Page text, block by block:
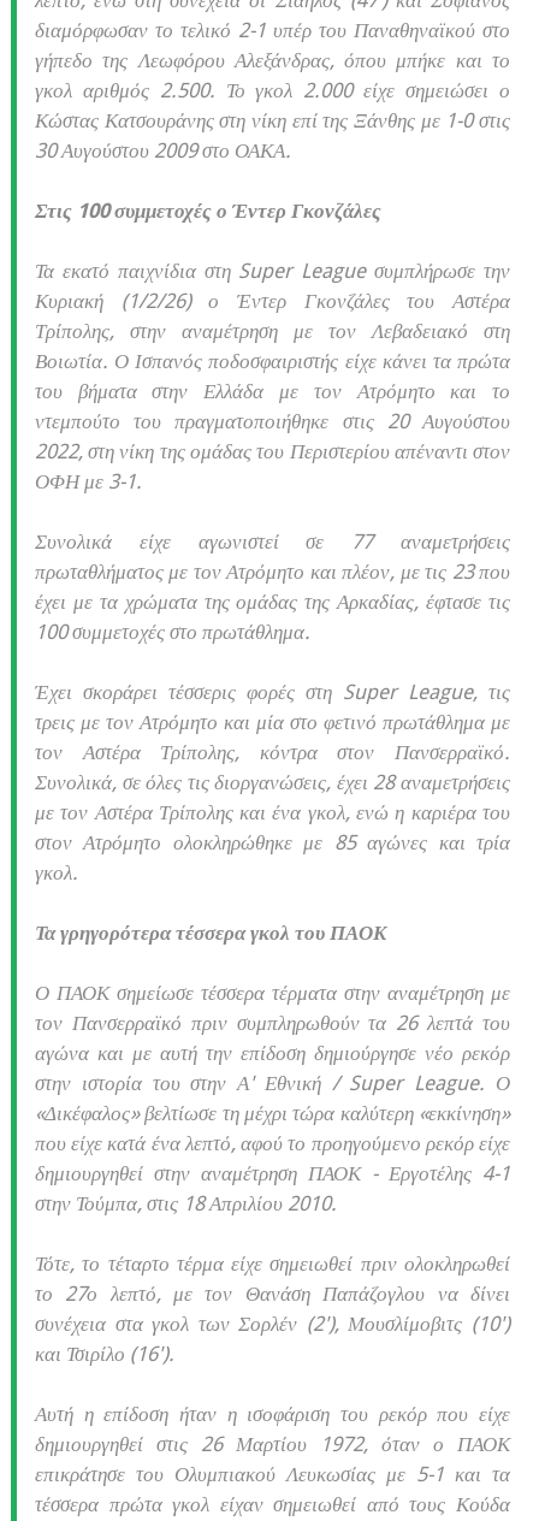
διαμόρφωσαν το τελικό 2-1 υπέρ του Παναθηναϊκού στο
γήπεδο της Λεωφόρου Αλεξάνδρας, όπου μπήκε και το
γκολ αριθμός 2.500. Το γκολ 2.000 είχε σημειώσει ο
Κώστας Κατσουράνης στη νίκη επί της Ξάνθης με 1-0 στις
30 Αυγούστου 2009 στο ΟΑΚΑ.
Στις 100 συμμετοχές ο Έντερ Γκονζάλες
Τα εκατό παιχνίδια στη Super League συμπλήρωσε την
Κυριακή (1/2/26) ο Έντερ Γκονζάλες του Αστέρα
Τρίπολης, στην αναμέτρηση με τον Λεβαδειακό στη
Βοιωτία. Ο Ισπανός ποδοσφαιριστής είχε κάνει τα πρώτα
του βήματα στην Ελλάδα με τον Ατρόμητο και το
ντεμπούτο του πραγματοποιήθηκε στις 20 Αυγούστου
2022, στη νίκη της ομάδας του Περιστερίου απέναντι στον
ΟΦΗ με 3-1.
Συνολικά είχε αγωνιστεί σε 77 αναμετρήσεις
πρωταθλήματος με τον Ατρόμητο και πλέον, με τις 23 που
έχει με τα χρώματα της ομάδας της Αρκαδίας, έφτασε τις
100 συμμετοχές στο πρωτάθλημα.
Έχει σκοράρει τέσσερις φορές στη Super League, τις
τρεις με τον Ατρόμητο και μία στο φετινό πρωτάθλημα με
τον Αστέρα Τρίπολης, κόντρα στον Πανσερραϊκό.
Συνολικά, σε όλες τις διοργανώσεις, έχει 28 αναμετρήσεις
με τον Αστέρα Τρίπολης και ένα γκολ, ενώ η καριέρα του
στον Ατρόμητο ολοκληρώθηκε με 85 αγώνες και τρία
γκολ.
Τα γρηγορότερα τέσσερα γκολ του ΠΑΟΚ
Ο ΠΑΟΚ σημείωσε τέσσερα τέρματα στην αναμέτρηση με
τον Πανσερραϊκό πριν συμπληρωθούν τα 26 λεπτά του
αγώνα και με αυτή την επίδοση δημιούργησε νέο ρεκόρ
στην ιστορία του στην Α' Εθνική / Super League. Ο
«Δικέφαλος» βελτίωσε τη μέχρι τώρα καλύτερη «εκκίνηση»
που είχε κατά ένα λεπτό, αφού το προηγούμενο ρεκόρ είχε
δημιουργηθεί στην αναμέτρηση ΠΑΟΚ - Εργοτέλης 4-1
στην Τούμπα, στις 18 Απριλίου 2010.
Τότε, το τέταρτο τέρμα είχε σημειωθεί πριν ολοκληρωθεί
το 27ο λεπτό, με τον Θανάση Παπάζογλου να δίνει
συνέχεια στα γκολ των Σορλέν (2'), Μουσλίμοβιτς (10')
και Τσιρίλο (16').
Αυτή η επίδοση ήταν η ισοφάριση του ρεκόρ που είχε
δημιουργηθεί στις 26 Μαρτίου 1972, όταν ο ΠΑΟΚ
επικράτησε του Ολυμπιακού Λευκωσίας με 5-1 και τα
τέσσερα πρώτα γκολ είχαν σημειωθεί από τους Κούδα